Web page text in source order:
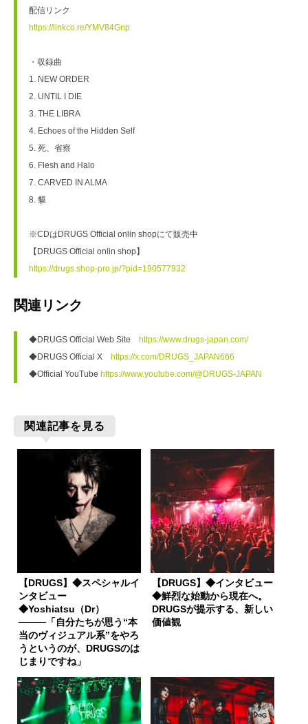
配信リンク
https://linkco.re/YMV84Gnp
・収録曲
1. NEW ORDER
2. UNTIL I DIE
3. THE LIBRA
4. Echoes of the Hidden Self
5. 死、省察
6. Flesh and Halo
7. CARVED IN ALMA
8. 貘
※CDはDRUGS Official onlin shopにて販売中
【DRUGS Official onlin shop】
https://drugs.shop-pro.jp/?pid=190577932
関連リンク
◆DRUGS Official Web Site https://www.drugs-japan.com/
◆DRUGS Official X https://x.com/DRUGS_JAPAN666
◆Official YouTube https://www.youtube.com/@DRUGS-JAPAN
関連記事を見る
【DRUGS】◆スペシャルイ
ンタビュー
◆Yoshiatsu（Dr）
────「自分たちが思う“本
当のヴィジュアル系”をやろ
うというのが、DRUGSのは
じまりですね」
【DRUGS】◆インタビュー
◆鮮烈な始動から現在へ。
DRUGSが提示する、新しい
価値観